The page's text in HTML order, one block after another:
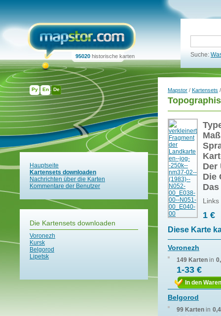
Ру En De
95020 historische karten Suche:
Hauptseite
Kartensets downloaden
Nachrichten über die Karten
Kommentare der Benutzer
Die Kartensets downloaden
Voronezh
Kursk
Belgorod
Lipetsk
Mapstor / Kartensets
Der
Die
1 €
Diese Karte
Voronezh
149 Karten in
1-33 €
In den
Belgorod
99 Karten in